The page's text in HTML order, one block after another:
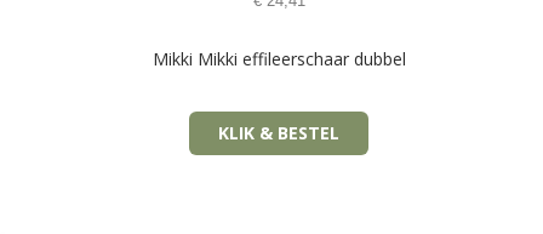
Mikki Mikki effileerschaar dubbel
KLIK & BESTEL